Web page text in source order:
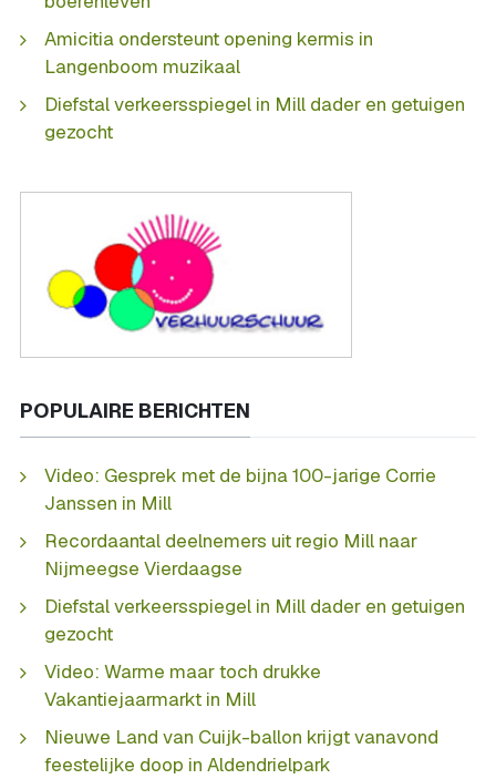
Amicitia ondersteunt opening kermis in
Langenboom muzikaal
Diefstal verkeersspiegel in Mill dader en getuigen
gezocht
POPULAIRE BERICHTEN
Video: Gesprek met de bijna 100-jarige Corrie
Janssen in Mill
Recordaantal deelnemers uit regio Mill naar
Nijmeegse Vierdaagse
Diefstal verkeersspiegel in Mill dader en getuigen
gezocht
Video: Warme maar toch drukke
Vakantiejaarmarkt in Mill
Nieuwe Land van Cuijk-ballon krijgt vanavond
feestelijke doop in Aldendrielpark